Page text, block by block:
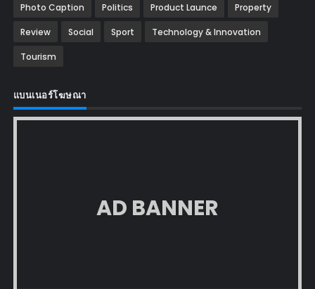
Photo Caption Politics Product Launce Property
Review Social Sport Technology & Innovation
Tourism
แบนเนอร์โฆษณา
AD BANNER